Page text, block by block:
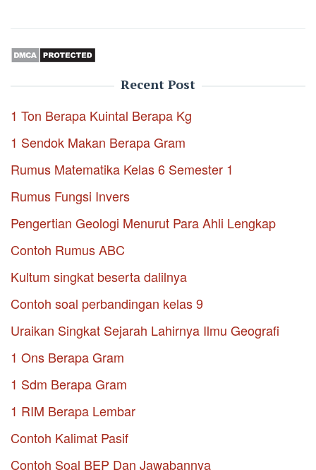
Recent Post
1 Ton Berapa Kuintal Berapa Kg
1 Sendok Makan Berapa Gram
Rumus Matematika Kelas 6 Semester 1
Rumus Fungsi Invers
Pengertian Geologi Menurut Para Ahli Lengkap
Contoh Rumus ABC
Kultum singkat beserta dalilnya
Contoh soal perbandingan kelas 9
Uraikan Singkat Sejarah Lahirnya Ilmu Geografi
1 Ons Berapa Gram
1 Sdm Berapa Gram
1 RIM Berapa Lembar
Contoh Kalimat Pasif
Contoh Soal BEP Dan Jawabannya